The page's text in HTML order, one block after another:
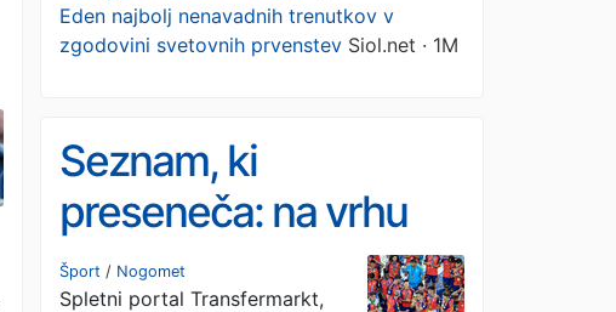
Eden najbolj nenavadnih trenutkov v
zgodovini svetovnih prvenstev Siol.net · 1M
Seznam, ki
preseneča: na vrhu
nepričakovano ime
Šport / Nogomet
Spletni portal Transfermarkt,